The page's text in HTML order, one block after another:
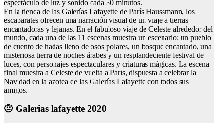
espectáculo de luz y sonido cada 30 minutos.
En la tienda de las Galerías Lafayette de París Haussmann, los
escaparates ofrecen una narración visual de un viaje a tierras
encantadoras y lejanas. En el fabuloso viaje de Celeste alrededor del
mundo, cada una de las 11 escenas muestra un escenario: un pueblo
de cuento de hadas lleno de osos polares, un bosque encantado, una
misteriosa tierra de noches árabes y un resplandeciente festival de
luces, con personajes espectaculares y criaturas mágicas. La escena
final muestra a Celeste de vuelta a París, dispuesta a celebrar la
Navidad en la azotea de las Galerías Lafayette con todos sus
amigos.
🤨 Galerias lafayette 2020